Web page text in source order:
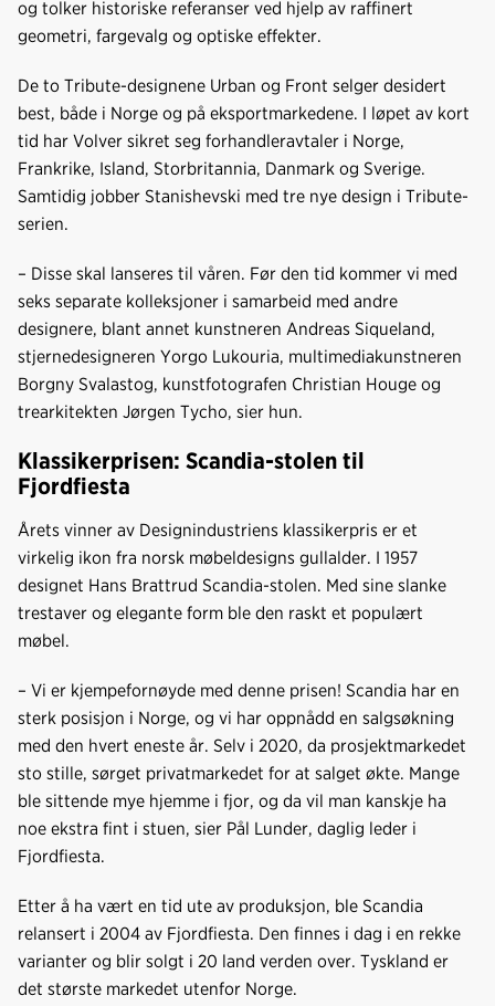
og tolker historiske referanser ved hjelp av raffinert
geometri, fargevalg og optiske effekter.
De to Tribute-designene Urban og Front selger desidert
best, både i Norge og på eksportmarkedene. I løpet av kort
tid har Volver sikret seg forhandleravtaler i Norge,
Frankrike, Island, Storbritannia, Danmark og Sverige.
Samtidig jobber Stanishevski med tre nye design i Tribute-
serien.
– Disse skal lanseres til våren. Før den tid kommer vi med
seks separate kolleksjoner i samarbeid med andre
designere, blant annet kunstneren Andreas Siqueland,
stjernedesigneren Yorgo Lukouria, multimediakunstneren
Borgny Svalastog, kunstfotografen Christian Houge og
trearkitekten Jørgen Tycho, sier hun.
Klassikerprisen: Scandia-stolen til
Fjordfiesta
Årets vinner av Designindustriens klassikerpris er et
virkelig ikon fra norsk møbeldesigns gullalder. I 1957
designet Hans Brattrud Scandia-stolen. Med sine slanke
trestaver og elegante form ble den raskt et populært
møbel.
– Vi er kjempefornøyde med denne prisen! Scandia har en
sterk posisjon i Norge, og vi har oppnådd en salgsøkning
med den hvert eneste år. Selv i 2020, da prosjektmarkedet
sto stille, sørget privatmarkedet for at salget økte. Mange
ble sittende mye hjemme i fjor, og da vil man kanskje ha
noe ekstra fint i stuen, sier Pål Lunder, daglig leder i
Fjordfiesta.
Etter å ha vært en tid ute av produksjon, ble Scandia
relansert i 2004 av Fjordfiesta. Den finnes i dag i en rekke
varianter og blir solgt i 20 land verden over. Tyskland er
det største markedet utenfor Norge.